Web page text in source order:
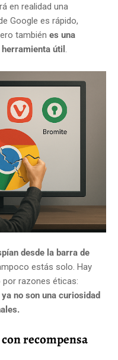
en realidad una
Google es rápido,
también es una
útil .
desde la barra de
estás solo. Hay
por razones éticas:
no son una curiosidad
recompensa